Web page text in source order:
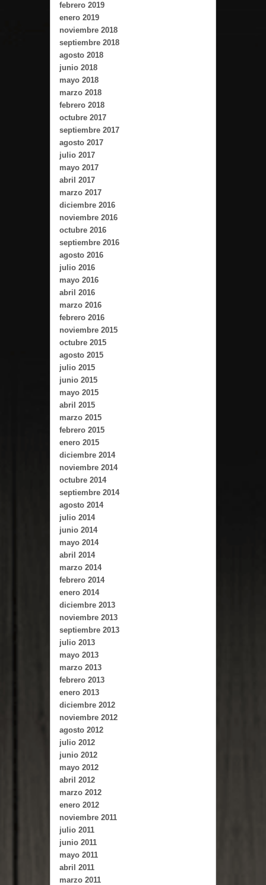
febrero 2019
enero 2019
noviembre 2018
septiembre 2018
agosto 2018
junio 2018
mayo 2018
marzo 2018
febrero 2018
octubre 2017
septiembre 2017
agosto 2017
julio 2017
mayo 2017
abril 2017
marzo 2017
diciembre 2016
noviembre 2016
octubre 2016
septiembre 2016
agosto 2016
julio 2016
mayo 2016
abril 2016
marzo 2016
febrero 2016
noviembre 2015
octubre 2015
agosto 2015
julio 2015
junio 2015
mayo 2015
abril 2015
marzo 2015
febrero 2015
enero 2015
diciembre 2014
noviembre 2014
octubre 2014
septiembre 2014
agosto 2014
julio 2014
junio 2014
mayo 2014
abril 2014
marzo 2014
febrero 2014
enero 2014
diciembre 2013
noviembre 2013
septiembre 2013
julio 2013
mayo 2013
marzo 2013
febrero 2013
enero 2013
diciembre 2012
noviembre 2012
agosto 2012
julio 2012
junio 2012
mayo 2012
abril 2012
marzo 2012
enero 2012
noviembre 2011
julio 2011
junio 2011
mayo 2011
abril 2011
marzo 2011